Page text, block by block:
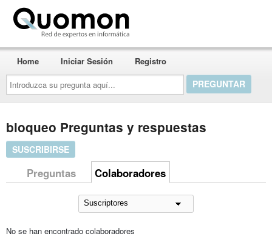
Introduzca
su
pregunta
aquí...
Home Iniciar Sesión Registro
bloqueo Preguntas y respuestas
SUSCRIBIRSE
Preguntas Colaboradores
No se han encontrado colaboradores